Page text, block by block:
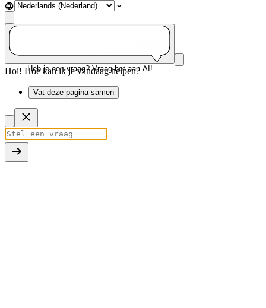
Heb je een vraag? Vraag het aan AI!
Hoi! Hoe kan ik je vandaag helpen?
Vat deze pagina samen